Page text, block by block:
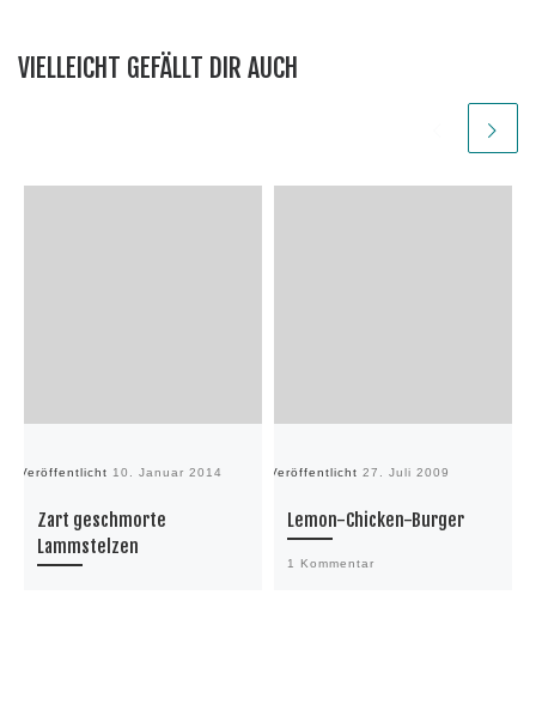
VIELLEICHT GEFÄLLT DIR AUCH
Veröffentlicht 10. Januar 2014
Zart geschmorte
Lammstelzen
Veröffentlicht 27. Juli 2009
Lemon-Chicken-Burger
1 Kommentar